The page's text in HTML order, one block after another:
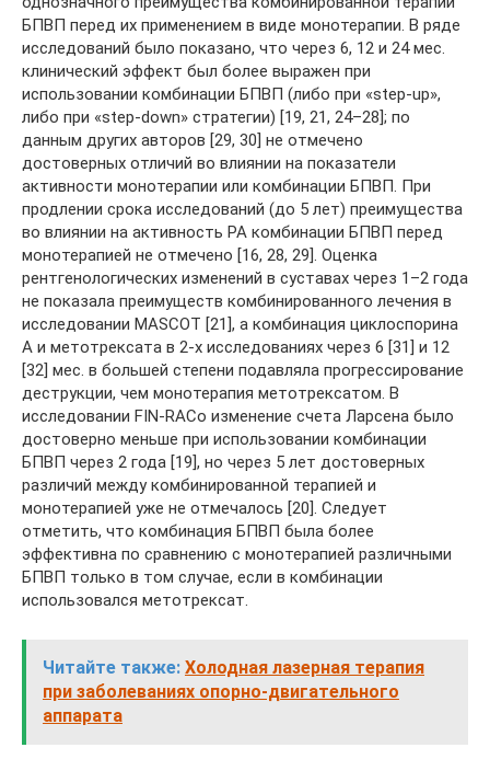
БПВП перед их применением в виде монотерапии. В ряде
исследований было показано, что через 6, 12 и 24 мес.
клинический эффект был более выражен при
использовании комбинации БПВП (либо при «step-up»,
либо при «step-down» стратегии) [19, 21, 24–28]; по
данным других авторов [29, 30] не отмечено
достоверных отличий во влиянии на показатели
активности монотерапии или комбинации БПВП. При
продлении срока исследований (до 5 лет) преимущества
во влиянии на активность РА комбинации БПВП перед
монотерапией не отмечено [16, 28, 29]. Оценка
рентгенологических изменений в суставах через 1–2 года
не показала преимуществ комбинированного лечения в
исследовании MASCOT [21], а комбинация циклоспорина
А и мето­трексата в 2-х исследованиях через 6 [31] и 12
[32] мес. в большей степени подавляла прогрессирование
деструкции, чем монотерапия метотрексатом. В
исследовании FIN-RACo изменение счета Ларсена было
достоверно меньше при использовании комбинации
БПВП через 2 года [19], но через 5 лет достоверных
различий между комбинированной терапией и
монотерапией уже не отмечалось [20]. Следует
отметить, что комбинация БПВП была более
эффективна по сравнению с монотерапией различными
БПВП только в том случае, если в комбинации
использовался метотрексат.
Читайте также: Холодная лазерная терапия
при заболеваниях опорно-двигательного
аппарата